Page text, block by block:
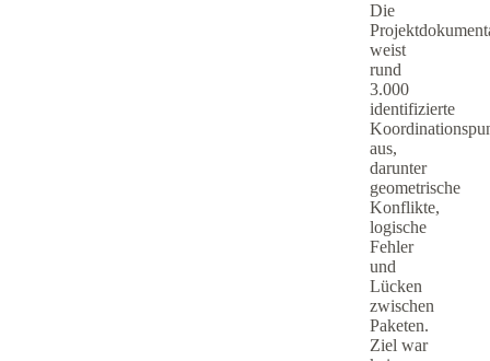
Die
weist
rund
3.000
identifizierte
aus,
darunter
geometrische
Konflikte,
logische
Fehler
und
Lücken
zwischen
Paketen.
Ziel war